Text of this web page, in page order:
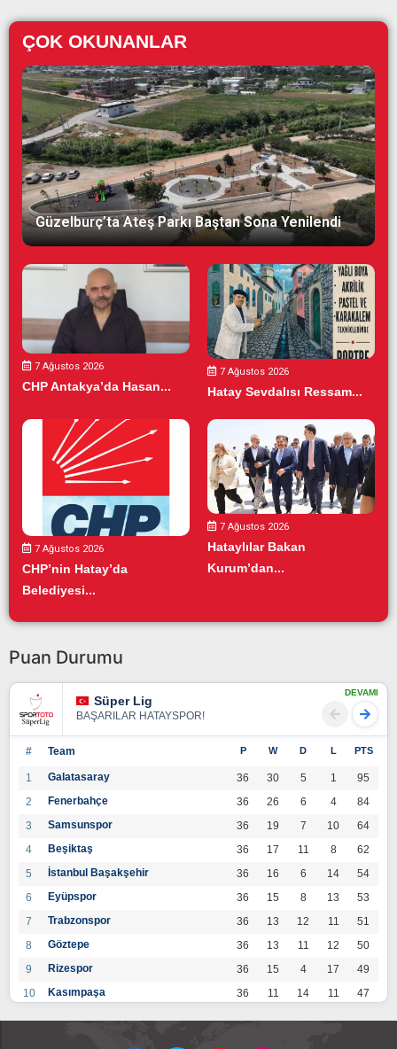
ÇOK OKUNANLAR
Güzelburç’ta Ateş Parkı Baştan Sona Yenilendi
7 Ağustos 2026
CHP Antakya’da Hasan...
7 Ağustos 2026
Hatay Sevdalısı Ressam...
7 Ağustos 2026
CHP’nin Hatay’da
Belediyesi...
7 Ağustos 2026
Hataylılar Bakan
Kurum’dan...
Puan Durumu
Süper Lig
BAŞARILAR HATAYSPOR!
DEVAMI
# Team P W D L PTS
1 Galatasaray 36 30 5 1
95
2
Fenerbahçe 36 26 6 4
84
3
Samsunspor 36 19 7 10
64
4
Beşiktaş 36 17 11 8
62
5
İstanbul Başakşehir 36 16 6 14
54
6
Eyüpspor 36 15 8 13
53
7
Trabzonspor 36 13 12 11
51
8
Göztepe 36 13 11 12
50
9
Rizespor 36 15 4 17
49
10
Kasımpaşa 36 11 14 11
47